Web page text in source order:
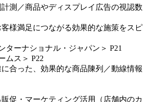
測／商品やディスプレイ広告の視認数
様満足につながる効果的な施策をスピ
ーナショナル・ジャパン＞ P21
ムス＞ P22
合った、効果的な商品陳列／動線情報
促・マーケティング活用（店舗内のカ